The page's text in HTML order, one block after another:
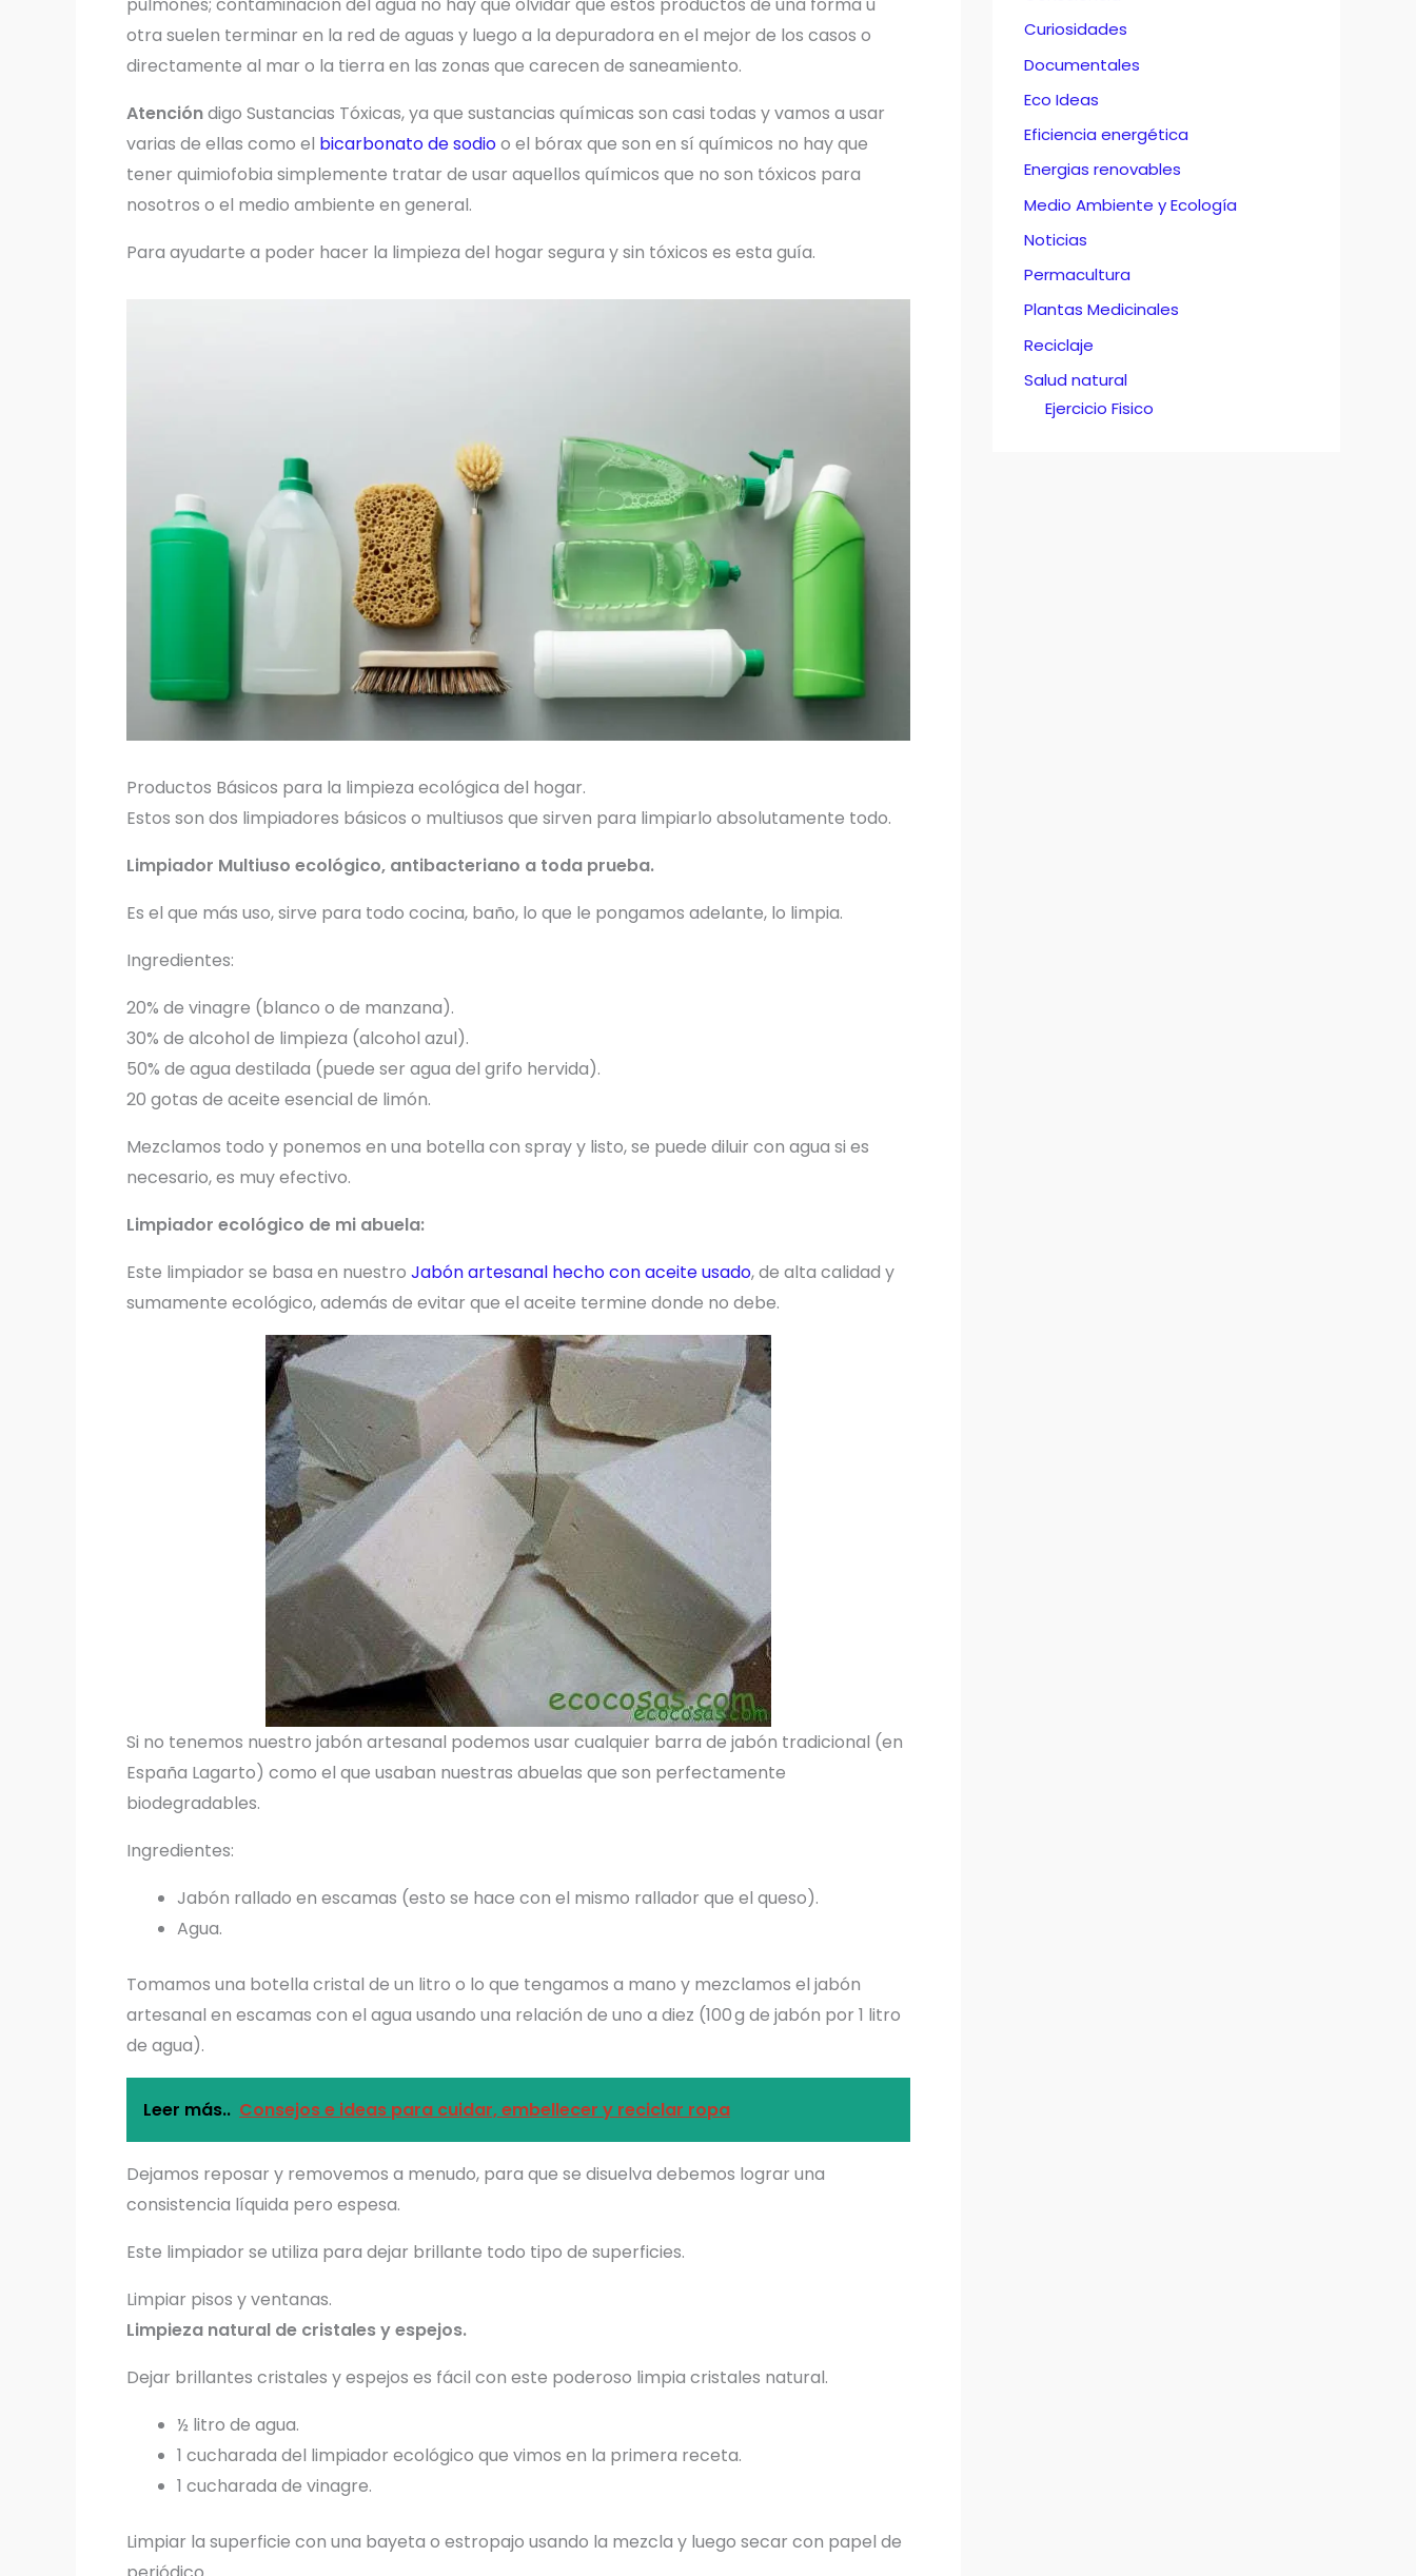
pulmones; contaminación del agua no hay que olvidar que estos productos de una forma u
otra suelen terminar en la red de aguas y luego a la depuradora en el mejor de los casos o
directamente al mar o la tierra en las zonas que carecen de saneamiento.
Atencióndigo Sustancias Tóxicas, ya que sustancias químicas son casi todas y vamos a usar
varias de ellas como el bicarbonato de sodioo el bórax que son en sí químicos no hay que
tener quimiofobia simplemente tratar de usar aquellos químicos que no son tóxicos para
nosotros o el medio ambiente en general.
Para ayudarte a poder hacer la limpieza del hogar segura y sin tóxicos es esta guía.
Productos Básicos para la limpieza ecológica del hogar.
Estos son dos limpiadores básicos o multiusos que sirven para limpiarlo absolutamente todo.
Limpiador Multiuso ecológico, antibacteriano a toda prueba.
Es el que más uso, sirve para todo cocina, baño, lo que le pongamos adelante, lo limpia.
Ingredientes:
20% de vinagre (blanco o de manzana).
30% de alcohol de limpieza (alcohol azul).
50% de agua destilada (puede ser agua del grifo hervida).
20 gotas de aceite esencial de limón.
Mezclamos todo y ponemos en una botella con spray y listo, se puede diluir con agua si es
necesario, es muy efectivo.
Limpiador ecológico de mi abuela:
Este limpiador se basa en nuestro Jabón artesanal hecho con aceite usado, de alta calidad y
sumamente ecológico, además de evitar que el aceite termine donde no debe.
Si no tenemos nuestro jabón artesanal podemos usar cualquier barra de jabón tradicional (en
España Lagarto) como el que usaban nuestras abuelas que son perfectamente
biodegradables.
Ingredientes:
Jabón rallado en escamas (esto se hace con el mismo rallador que el queso).
Agua.
Tomamos una botella cristal de un litro o lo que tengamos a mano y mezclamos el jabón
artesanal en escamas con el agua usando una relación de uno a diez (100 g de jabón por 1 litro
de agua).
Leer más.. Consejos e ideas para cuidar, embellecer y reciclar ropa
Dejamos reposar y removemos a menudo, para que se disuelva debemos lograr una
consistencia líquida pero espesa.
Este limpiador se utiliza para dejar brillante todo tipo de superficies.
Limpiar pisos y ventanas.
Limpieza natural de cristales y espejos.
Dejar brillantes cristales y espejos es fácil con este poderoso limpia cristales natural.
½ litro de agua.
1 cucharada del limpiador ecológico que vimos en la primera receta.
1 cucharada de vinagre.
Limpiar la superficie con una bayeta o estropajo usando la mezcla y luego secar con papel de
Curiosidades
Documentales
Eco Ideas
Eficiencia energética
Energias renovables
Medio Ambiente y Ecología
Noticias
Permacultura
Plantas Medicinales
Reciclaje
Salud natural
Ejercicio Fisico